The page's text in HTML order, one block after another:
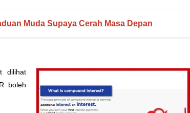
Muda Supaya Cerah Masa Depan
dilihat
boleh